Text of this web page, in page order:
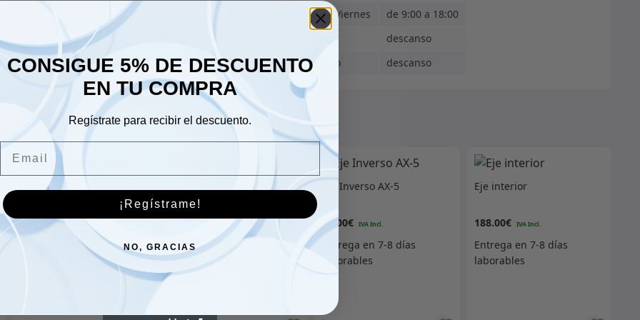
Lunes - Viernes
de 9:00 a 18:00
descanso
Domingo
descanso
Tuerca cono línea freno Г
3/8 = 9,5mm Г 3/16
Guardabarros delantero
izquierdo
52.00
Eje Inverso AX-5
79.00€
Eje interior
188.00€
CONSIGUE 5% DE DESCUENTO
EN TU COMPRA
Regístrate para recibir el descuento.
¡Regístrame!
NO, GRACIAS